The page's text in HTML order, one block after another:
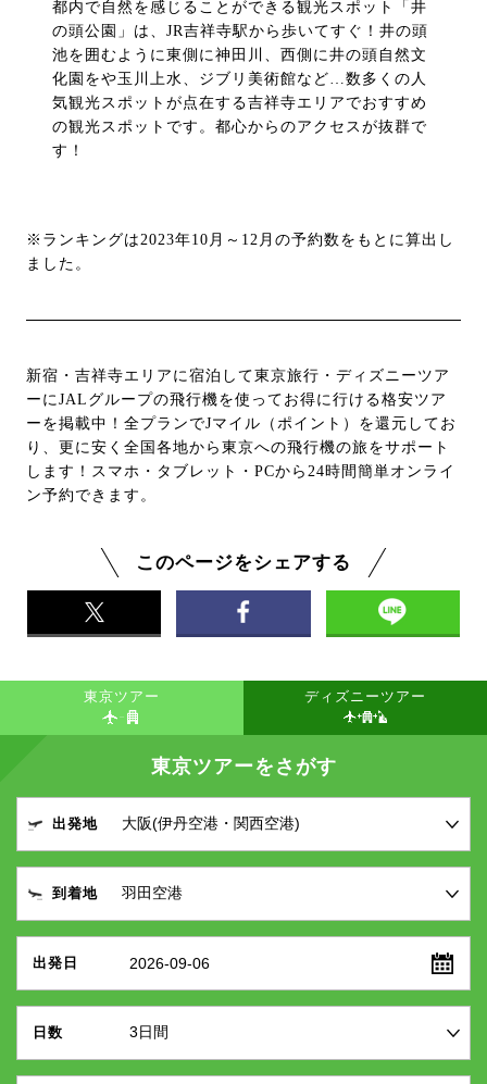
都内で自然を感じることができる観光スポット「井
の頭公園」は、JR吉祥寺駅から歩いてすぐ！井の頭
池を囲むように東側に神田川、西側に井の頭自然文
化園をや玉川上水、ジブリ美術館など…数多くの人
気観光スポットが点在する吉祥寺エリアでおすすめ
の観光スポットです。都心からのアクセスが抜群で
す！
※ランキングは2023年10月～12月の予約数をもとに算出し
ました。
新宿・吉祥寺エリアに宿泊して東京旅行・ディズニーツア
ーにJALグループの飛行機を使ってお得に行ける格安ツア
ーを掲載中！全プランでJマイル（ポイント）を還元してお
り、更に安く全国各地から東京への飛行機の旅をサポート
します！スマホ・タブレット・PCから24時間簡単オンライ
ン予約できます。
このページをシェアする
東京ツアー ディズニーツアー
東京ツアーをさがす
出発地
到着地
出発日 2026-09-06
日数